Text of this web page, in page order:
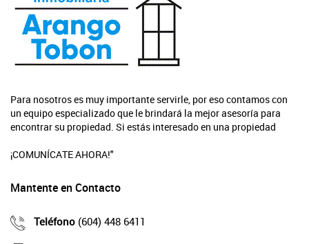
Para nosotros es muy importante servirle, por eso contamos con
un equipo especializado que le brindará la mejor asesoría para
encontrar su propiedad. Si estás interesado en una propiedad
¡COMUNÍCATE AHORA!"
Mantente en Contacto
Teléfono (604) 448 6411